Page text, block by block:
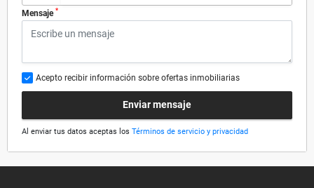
Mensaje *
Acepto recibir información sobre ofertas inmobiliarias
Enviar mensaje
Al enviar tus datos aceptas los Términos de servicio y privacidad